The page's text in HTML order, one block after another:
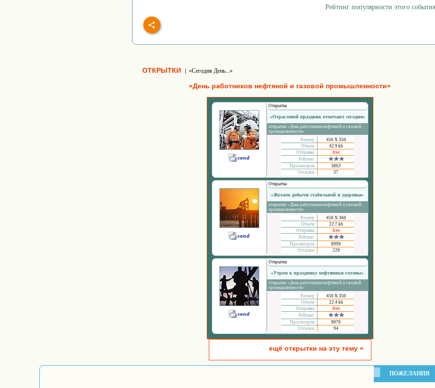
Рейтинг популярности этого
ОТКРЫТКИ | «Сегодня День...»
«День работников нефтяной и газовой промышленности»
Открытка
«Отраслевой праздник отмечают сегодня»
открытки «День работников нефтяной и газовой
промышленности»
Размер:
450 Х 350
Объем:
42.9 kb
Отправка:
free
Рейтинг:
Просмотров:
3863
Отсылок:
37
Открытка
«Желаем добычи стабильной и здоровья»
открытки «День работников нефтяной и газовой
промышленности»
Размер:
450 Х 360
Объем:
22.7 kb
Отправка:
free
Рейтинг:
Просмотров:
8999
Отсылок:
229
Открытка
«Утром к празднику нефтяники готовы»
открытки «День работников нефтяной и газовой
промышленности»
Размер:
450 Х 350
Объем:
22.4 kb
Отправка:
free
Рейтинг:
Просмотров:
9076
Отсылок:
94
ещё открытки на эту тему »
ПОЖЕЛАНИЯ